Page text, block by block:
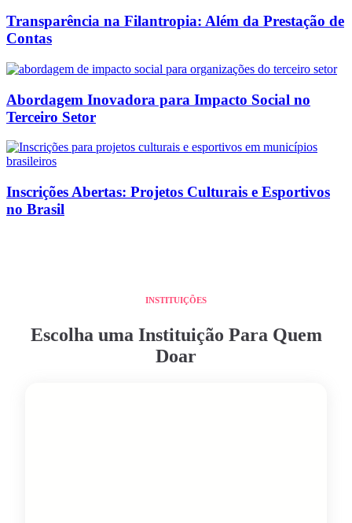
Transparência na Filantropia: Além da Prestação de
Contas
Abordagem Inovadora para Impacto Social no
Terceiro Setor
Inscrições Abertas: Projetos Culturais e Esportivos
no Brasil
INSTITUIÇÕES
Escolha uma Instituição Para Quem
Doar